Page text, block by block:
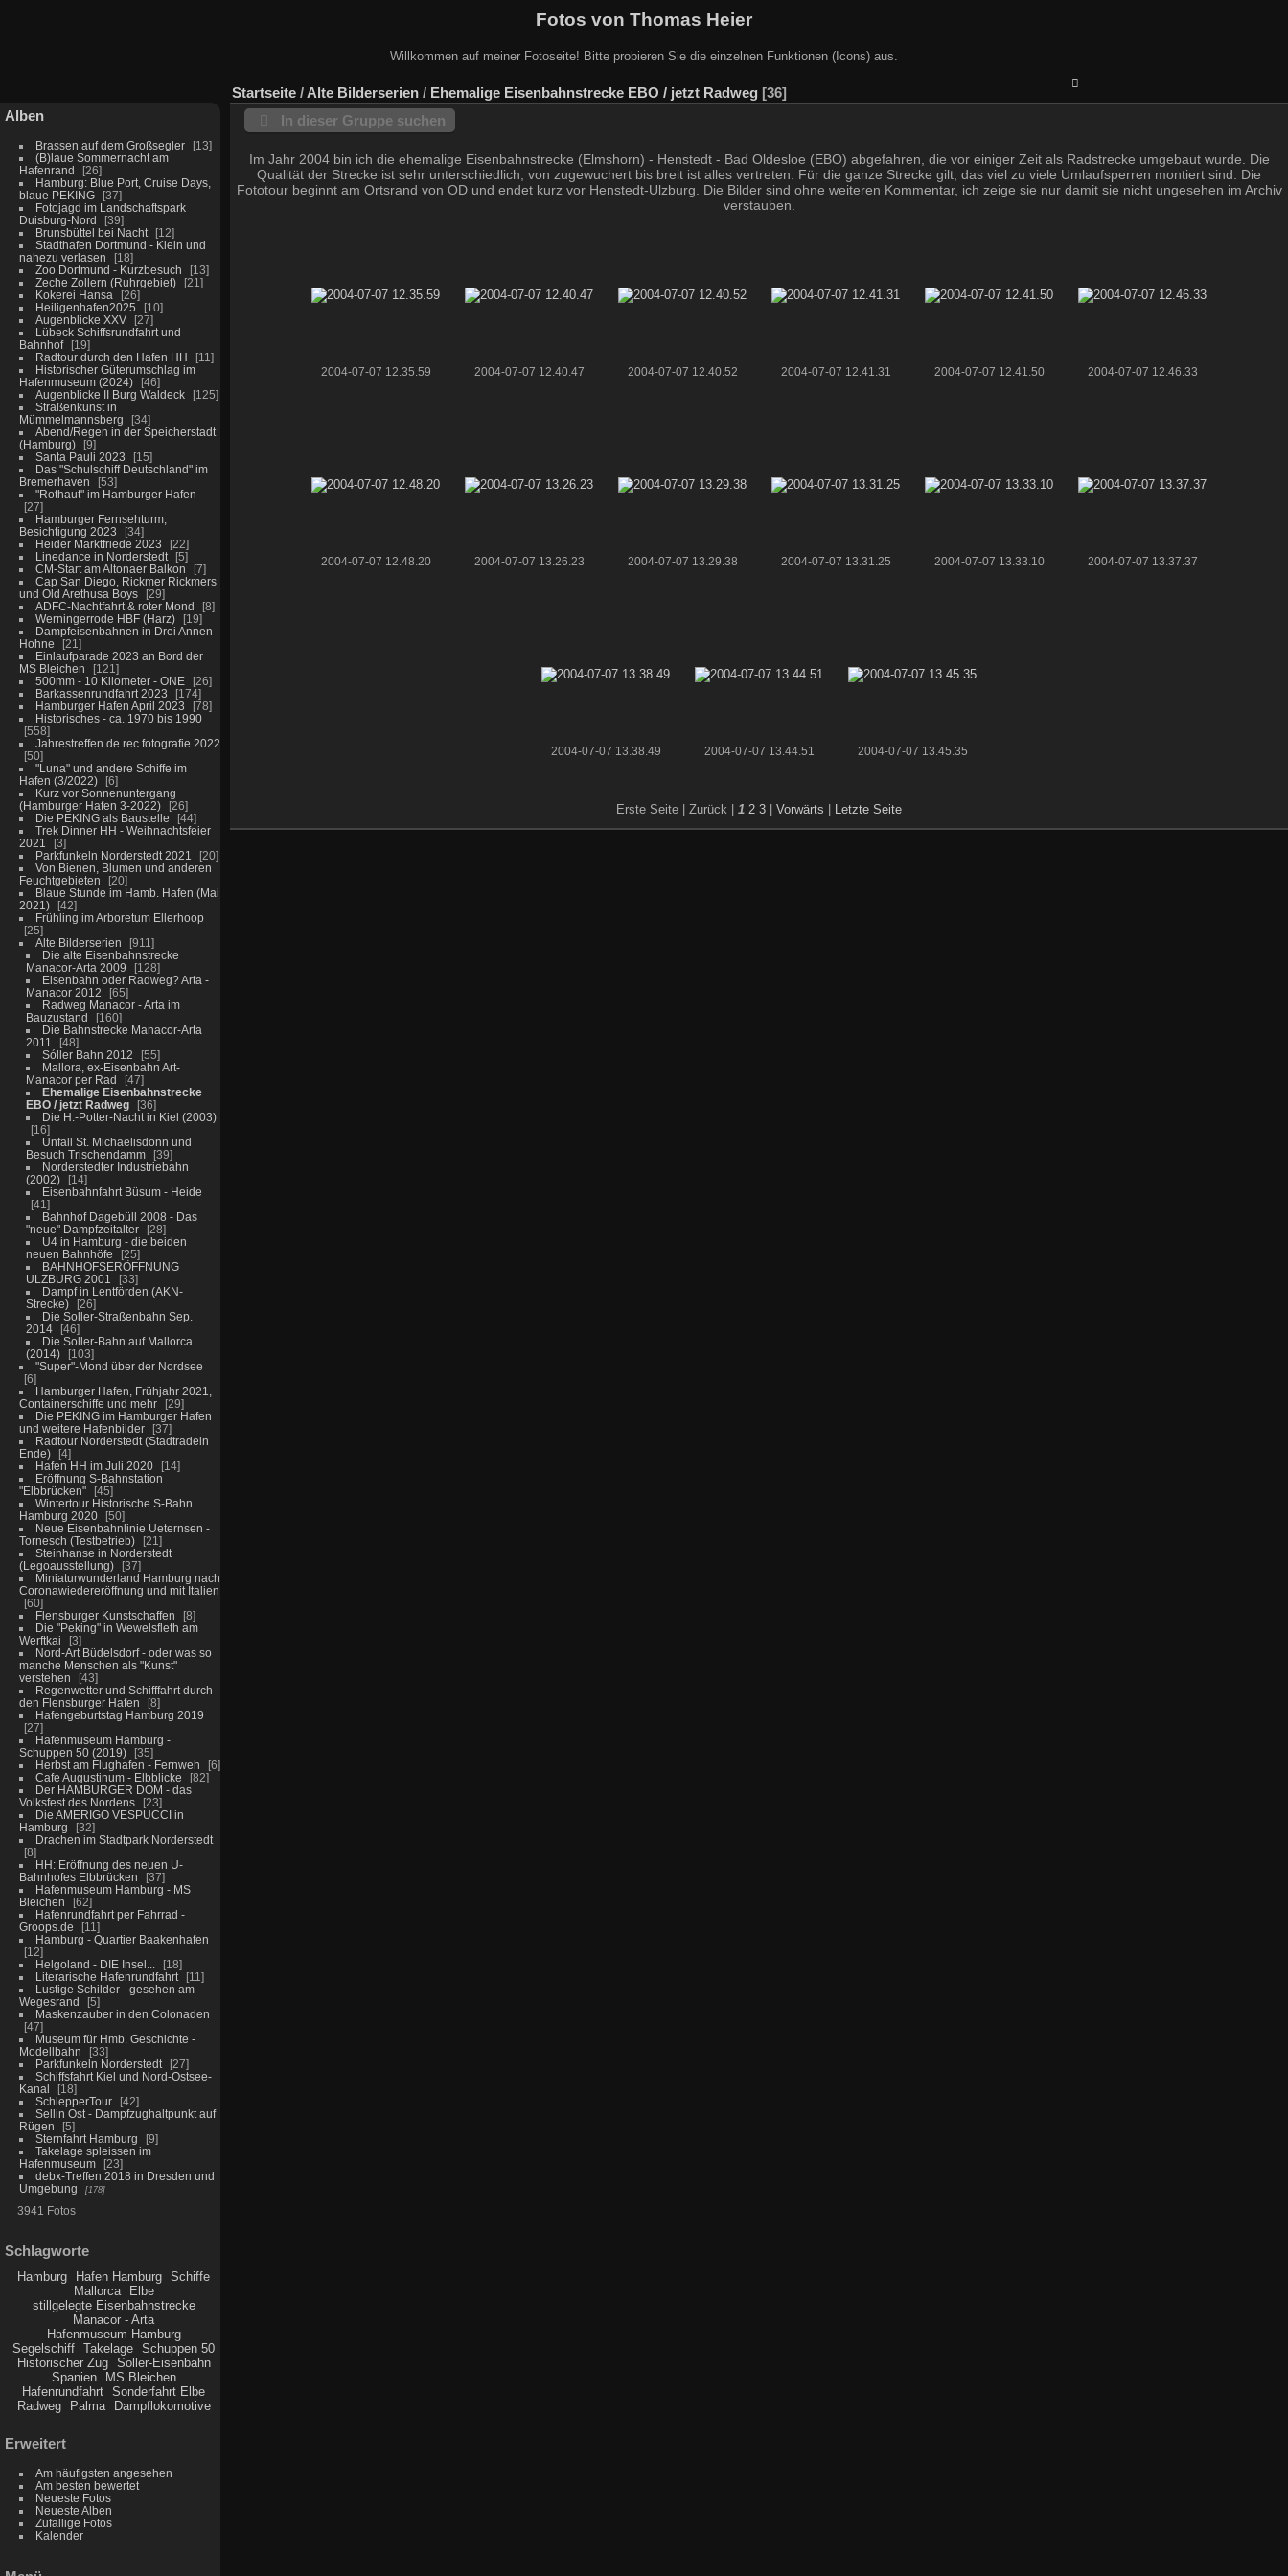
Fotos von Thomas Heier
Willkommen auf meiner Fotoseite! Bitte probieren Sie die einzelnen Funktionen (Icons) aus.
Alben
Brassen auf dem Großsegler
13
(B)laue Sommernacht am
Hafenrand
26
Hamburg: Blue Port, Cruise Days,
blaue PEKING
37
Fotojagd im Landschaftspark
Duisburg-Nord
39
Brunsbüttel bei Nacht
12
Stadthafen Dortmund - Klein und
nahezu verlasen
18
Zoo Dortmund - Kurzbesuch
13
Zeche Zollern (Ruhrgebiet)
21
Kokerei Hansa
26
Heiligenhafen2025
10
Augenblicke XXV
27
Lübeck Schiffsrundfahrt und
Bahnhof
19
Radtour durch den Hafen HH
11
Historischer Güterumschlag im
Hafenmuseum (2024)
46
Augenblicke II Burg Waldeck
125
Straßenkunst in
Mümmelmannsberg
34
Abend/Regen in der Speicherstadt
(Hamburg)
9
Santa Pauli 2023
15
Das "Schulschiff Deutschland" im
Bremerhaven
53
"Rothaut" im Hamburger Hafen
27
Hamburger Fernsehturm,
Besichtigung 2023
34
Heider Marktfriede 2023
22
Linedance in Norderstedt
5
CM-Start am Altonaer Balkon
7
Cap San Diego, Rickmer Rickmers
und Old Arethusa Boys
29
ADFC-Nachtfahrt & roter Mond
8
Werningerrode HBF (Harz)
19
Dampfeisenbahnen in Drei Annen
Hohne
21
Einlaufparade 2023 an Bord der
MS Bleichen
121
500mm - 10 Kilometer - ONE
26
Barkassenrundfahrt 2023
174
Hamburger Hafen April 2023
78
Historisches - ca. 1970 bis 1990
558
Jahrestreffen de.rec.fotografie 2022
50
"Luna" und andere Schiffe im
Hafen (3/2022)
6
Kurz vor Sonnenuntergang
(Hamburger Hafen 3-2022)
26
Die PEKING als Baustelle
44
Trek Dinner HH - Weihnachtsfeier
2021
3
Parkfunkeln Norderstedt 2021
20
Von Bienen, Blumen und anderen
Feuchtgebieten
20
Blaue Stunde im Hamb. Hafen (Mai
2021)
42
Frühling im Arboretum Ellerhoop
25
Alte Bilderserien
911
Die alte Eisenbahnstrecke
Manacor-Arta 2009
128
Eisenbahn oder Radweg? Arta -
Manacor 2012
65
Radweg Manacor - Arta im
Bauzustand
160
Die Bahnstrecke Manacor-Arta
2011
48
Sóller Bahn 2012
55
Mallora, ex-Eisenbahn Art-
Manacor per Rad
47
Ehemalige Eisenbahnstrecke
EBO / jetzt Radweg
36
Die H.-Potter-Nacht in Kiel (2003)
16
Unfall St. Michaelisdonn und
Besuch Trischendamm
39
Norderstedter Industriebahn
(2002)
14
Eisenbahnfahrt Büsum - Heide
41
Bahnhof Dagebüll 2008 - Das
"neue" Dampfzeitalter
28
U4 in Hamburg - die beiden
neuen Bahnhöfe
25
BAHNHOFSERÖFFNUNG
ULZBURG 2001
33
Dampf in Lentförden (AKN-
Strecke)
26
Die Soller-Straßenbahn Sep.
2014
46
Die Soller-Bahn auf Mallorca
(2014)
103
"Super"-Mond über der Nordsee
6
Hamburger Hafen, Frühjahr 2021,
Containerschiffe und mehr
29
Die PEKING im Hamburger Hafen
und weitere Hafenbilder
37
Radtour Norderstedt (Stadtradeln
Ende)
4
Hafen HH im Juli 2020
14
Eröffnung S-Bahnstation
"Elbbrücken"
45
Wintertour Historische S-Bahn
Hamburg 2020
50
Neue Eisenbahnlinie Ueternsen -
Tornesch (Testbetrieb)
21
Steinhanse in Norderstedt
(Legoausstellung)
37
Miniaturwunderland Hamburg nach
Coronawiedereröffnung und mit Italien
60
Flensburger Kunstschaffen
8
Die "Peking" in Wewelsfleth am
Werftkai
3
Nord-Art Büdelsdorf - oder was so
manche Menschen als "Kunst"
verstehen
43
Regenwetter und Schifffahrt durch
den Flensburger Hafen
8
Hafengeburtstag Hamburg 2019
27
Hafenmuseum Hamburg -
Schuppen 50 (2019)
35
Herbst am Flughafen - Fernweh
6
Cafe Augustinum - Elbblicke
82
Der HAMBURGER DOM - das
Volksfest des Nordens
23
Die AMERIGO VESPUCCI in
Hamburg
32
Drachen im Stadtpark Norderstedt
8
HH: Eröffnung des neuen U-
Bahnhofes Elbbrücken
37
Hafenmuseum Hamburg - MS
Bleichen
62
Hafenrundfahrt per Fahrrad -
Groops.de
11
Hamburg - Quartier Baakenhafen
12
Helgoland - DIE Insel...
18
Literarische Hafenrundfahrt
11
Lustige Schilder - gesehen am
Wegesrand
5
Maskenzauber in den Colonaden
47
Museum für Hmb. Geschichte -
Modellbahn
33
Parkfunkeln Norderstedt
27
Schiffsfahrt Kiel und Nord-Ostsee-
Kanal
18
SchlepperTour
42
Sellin Ost - Dampfzughaltpunkt auf
Rügen
5
Sternfahrt Hamburg
9
Takelage spleissen im
Hafenmuseum
23
debx-Treffen 2018 in Dresden und
Umgebung
178
3941 Fotos
Schlagworte
Hamburg Hafen Hamburg
Schiffe
Mallorca
Elbe
stillgelegte Eisenbahnstrecke
Manacor - Arta
Hafenmuseum Hamburg
Segelschiff
Takelage
Schuppen 50
Historischer Zug
Soller-Eisenbahn
Spanien
MS Bleichen
Hafenrundfahrt
Sonderfahrt Elbe
Radweg
Palma Dampflokomotive
Erweitert
Am häufigsten angesehen
Am besten bewertet
Neueste Fotos
Neueste Alben
Zufällige Fotos
Kalender
Startseite / Alte Bilderserien / Ehemalige Eisenbahnstrecke EBO / jetzt Radweg 36
In dieser Gruppe suchen
Im Jahr 2004 bin ich die ehemalige Eisenbahnstrecke (Elmshorn) - Henstedt - Bad Oldesloe (EBO) abgefahren, die vor einiger Zeit als Radstrecke umgebaut wurde. Die
Qualität der Strecke ist sehr unterschiedlich, von zugewuchert bis breit ist alles vertreten. Für die ganze Strecke gilt, das viel zu viele Umlaufsperren montiert sind. Die
Fototour beginnt am Ortsrand von OD und endet kurz vor Henstedt-Ulzburg. Die Bilder sind ohne weiteren Kommentar, ich zeige sie nur damit sie nicht ungesehen im Archiv
verstauben.
2004-07-07 12.35.59 2004-07-07 12.40.47 2004-07-07 12.40.52 2004-07-07 12.41.31 2004-07-07 12.41.50 2004-07-07 12.46.33
2004-07-07 12.48.20 2004-07-07 13.26.23 2004-07-07 13.29.38 2004-07-07 13.31.25 2004-07-07 13.33.10 2004-07-07 13.37.37
2004-07-07 13.38.49 2004-07-07 13.44.51 2004-07-07 13.45.35
Erste Seite | Zurück | 1 2 3 Vorwärts Letzte Seite